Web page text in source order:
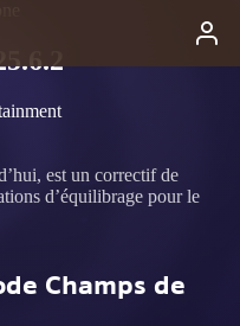
est un correctif de
d’équilibrage pour le
Champs de